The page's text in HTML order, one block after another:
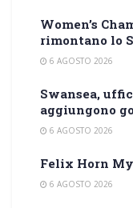
Women’s
rimontano lo
6 AGOSTO 2026
Swansea,
aggiungono
6 AGOSTO 2026
Felix Horn
6 AGOSTO 2026